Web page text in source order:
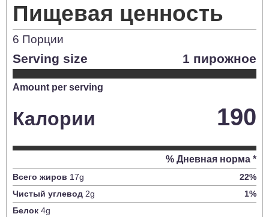
Пищевая ценность
6 Порции
Serving size 1 пирожное
Amount per serving
Калории 190
% Дневная норма *
Всего жиров 17g 22%
Чистый углевод 2g 1%
Белок 4g